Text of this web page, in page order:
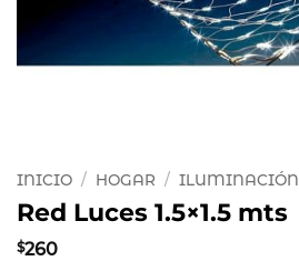
INICIO / HOGAR / ILUMINACIÓN
Red Luces 1.5×1.5 mts
$260